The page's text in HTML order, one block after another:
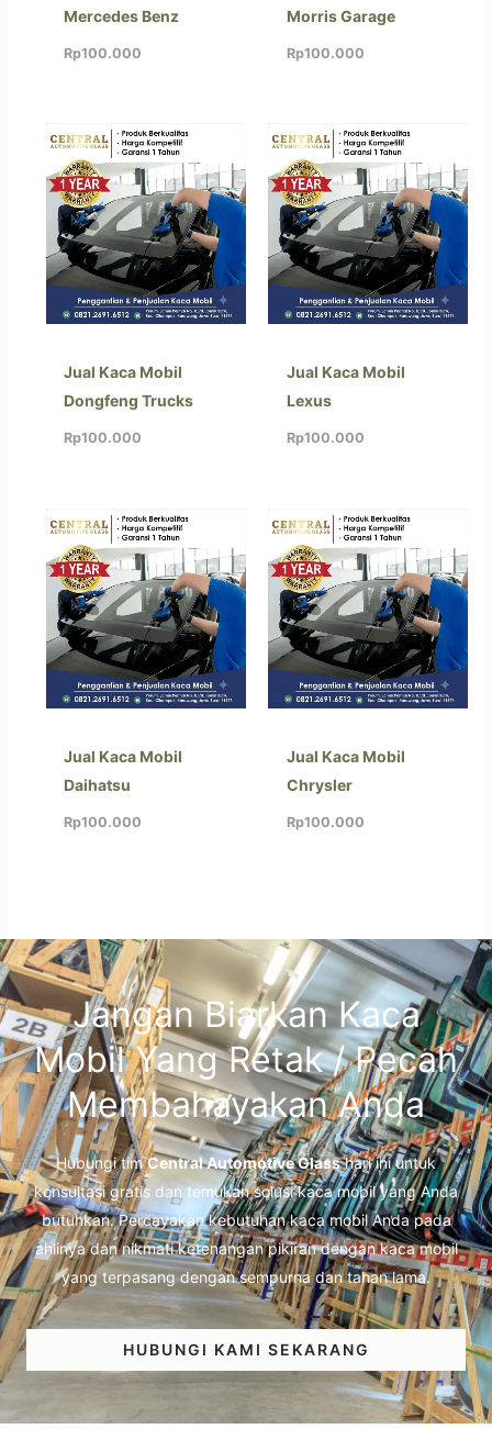
Mercedes Benz
Rp100.000
Morris Garage
Rp100.000
Jual Kaca Mobil
Dongfeng Trucks
Rp100.000
Jual Kaca Mobil
Lexus
Rp100.000
Jual Kaca Mobil
Daihatsu
Rp100.000
Jual Kaca Mobil
Chrysler
Rp100.000
Jangan Biarkan Kaca
Mobil Yang Retak / Pecah
Membahayakan Anda
Hubungi timCentral Automotive Glasshari ini untuk
konsultasi gratis dan temukan solusi kaca mobil yang Anda
butuhkan. Percayakan kebutuhan kaca mobil Anda pada
ahlinya dan nikmati ketenangan pikiran dengan kaca mobil
yang terpasang dengan sempurna dan tahan lama.
HUBUNGI KAMI SEKARANG